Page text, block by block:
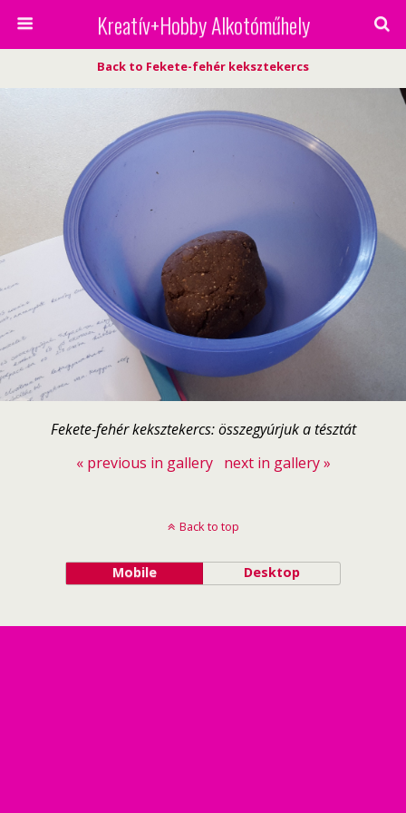
Kreatív+Hobby Alkotóműhely
Back to Fekete-fehér keksztekercs
Fekete-fehér keksztekercs: összegyúrjuk a tésztát
« previous in gallery
next in gallery »
Back to top
Mobile Desktop